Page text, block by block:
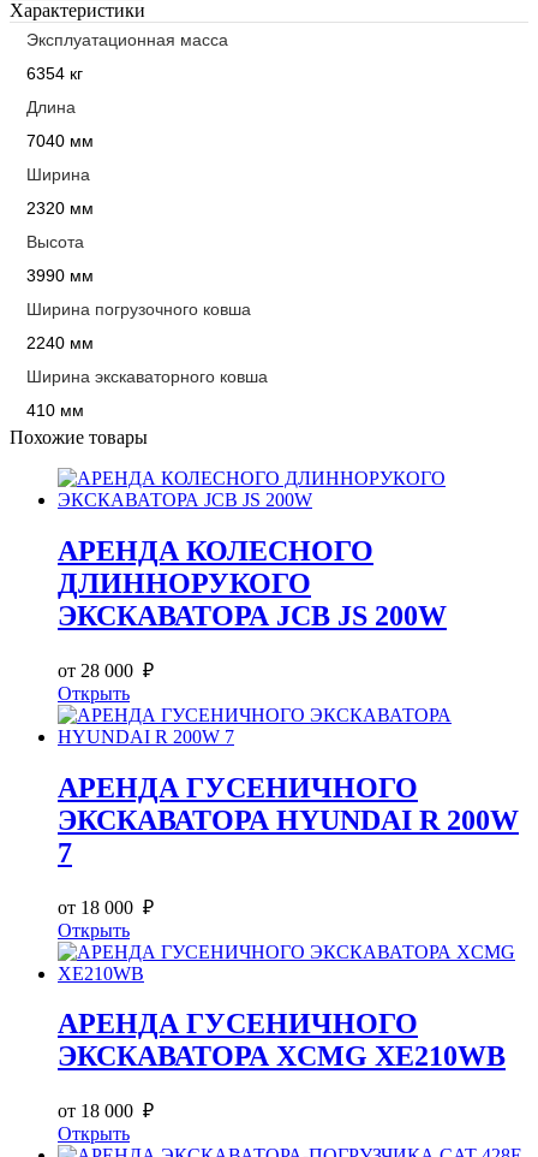
Характеристики
Эксплуатационная масса
6354 кг
Длина
7040 мм
Ширина
2320 мм
Высота
3990 мм
Ширина погрузочного ковша
2240 мм
Ширина экскаваторного ковша
410 мм
Похожие товары
АРЕНДА КОЛЕСНОГО
ДЛИННОРУКОГО
ЭКСКАВАТОРА JCB JS 200W
от 28 000 ₽
Открыть
АРЕНДА ГУСЕНИЧНОГО
ЭКСКАВАТОРА HYUNDAI R 200W
7
от 18 000 ₽
Открыть
АРЕНДА ГУСЕНИЧНОГО
ЭКСКАВАТОРА XCMG XE210WB
от 18 000 ₽
Открыть